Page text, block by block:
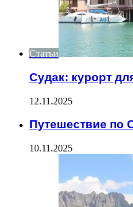
Статьи
Судак: курорт
12.11.2025
Путешествие по
10.11.2025